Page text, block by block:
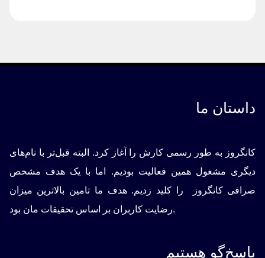
داستان ما
کانگروز به طور رسمی کارش را آغاز کرد. البته قبل‌تر با نام‌های
دیگری مشغول همین فعالیت بودیم. اما با یک هدف مشخص
صرافی کانگروز را کلید زدیم. هدف ما تامین بالاترین میزان
رضایت کاربران بر اساس تحقیقات مان بود.
پاسخ‌گو هستیم